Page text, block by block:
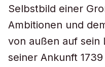
Selbstbild einer
Ambitionen und
von außen auf sein
seiner Ankunft